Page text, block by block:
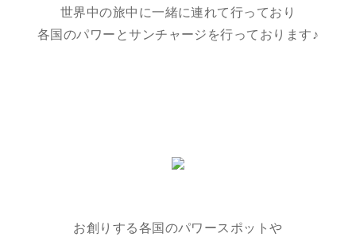
世界中の旅中に一緒に連れて行っており
各国のパワーとサンチャージを行っております♪
お創りする各国のパワースポットや